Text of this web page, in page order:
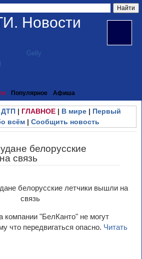
Новости
Популярное Афиша
ДТП| ГЛАВНОЕ| В мире| Первый
всём | Сообщить новость
белорусские
связь
компании "БелКанто" не могут
что передвигаться опасно. Читать